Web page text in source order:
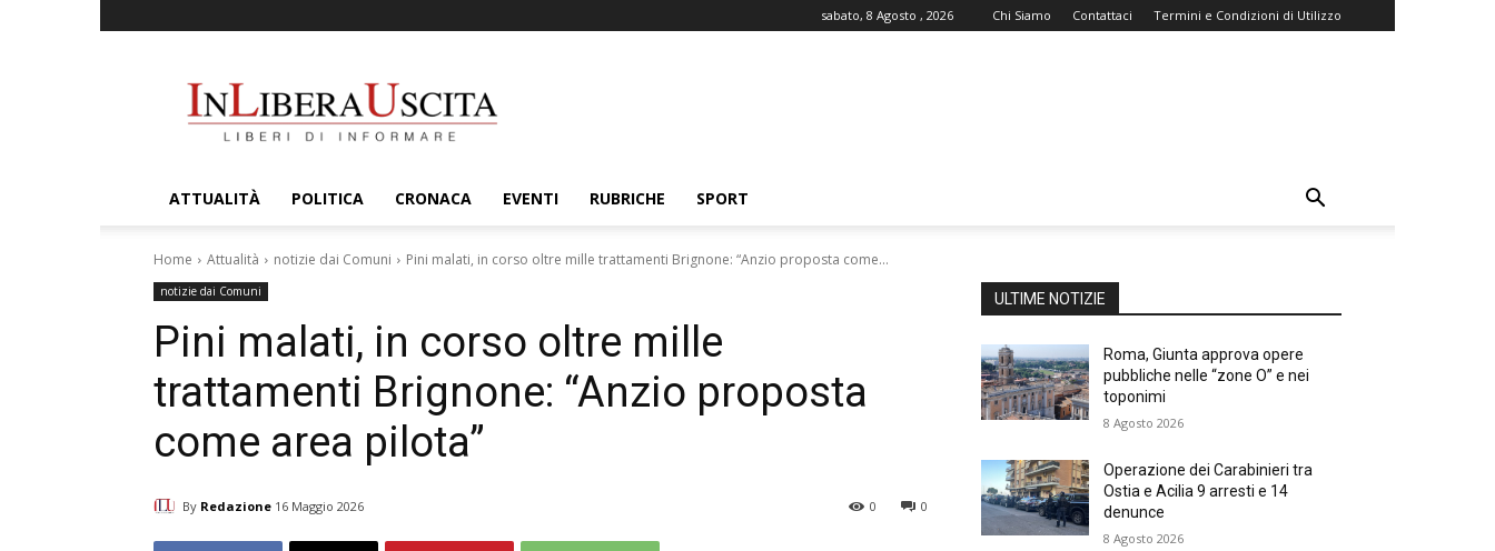
sabato, 8 Agosto , 2026 Chi Siamo Contattaci Termini e Condizioni di Utilizzo
ATTUALITÀ POLITICA CRONACA EVENTI RUBRICHE SPORT
Home Attualità notizie dai Comuni Pini malati, in corso oltre mille trattamenti Brignone: “Anzio proposta come...
notizie dai Comuni
Pini malati, in corso oltre mille
trattamenti Brignone: “Anzio proposta
come area pilota”
By Redazione 16 Maggio 2026 0
0
ULTIME NOTIZIE
Roma, Giunta approva opere
pubbliche nelle “zone O” e nei
toponimi
8 Agosto 2026
Operazione dei Carabinieri tra
Ostia e Acilia 9 arresti e 14
denunce
8 Agosto 2026